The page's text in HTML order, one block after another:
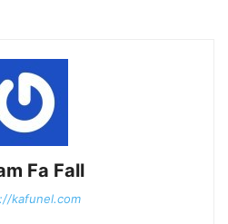
Fa Fall
kafunel.com